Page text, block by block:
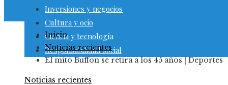
Inversiones y negocios
Cultura y ocio
Ciencia y tecnología
Responsabilidad social
Inicio
Noticias recientes
El mito Buffon se retira a los 45 años | Deportes
Noticias recientes